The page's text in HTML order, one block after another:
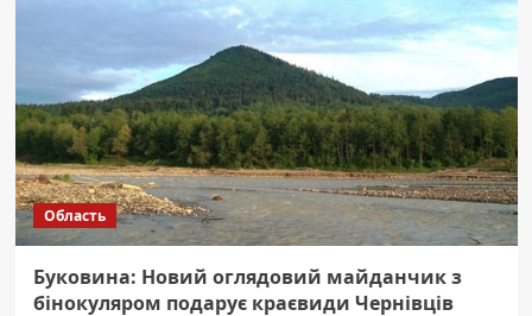
Область
Буковина: Новий оглядовий майданчик з
бінокуляром подарує краєвиди Чернівців